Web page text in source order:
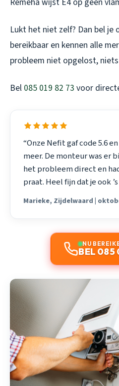
Lukt het niet zelf? Dan bel je
bereikbaar en kennen alle
probleem niet opgelost,
Bel 085 019 82 73 voor
“Onze Nefit gaf code 5.6
meer. De monteur was er
het probleem direct en
praat. Heel fijn dat je ook
Marieke, Zijdelwaard |
NU
BEL 085